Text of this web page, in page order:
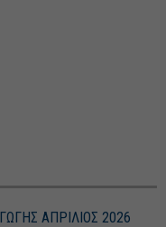
ΑΠΡΙΛΙΟΣ 2026